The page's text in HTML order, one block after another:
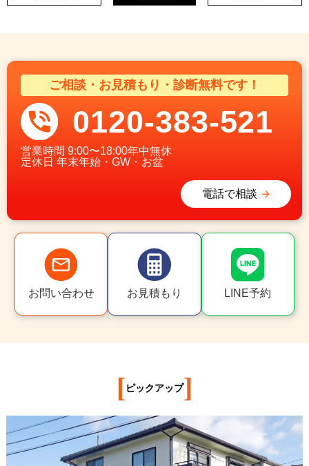
ご相談・お見積もり・診断無料です！
0120-383-521
営業時間 9:00〜18:00年中無休
定休日 年末年始・GW・お盆
電話で相談
お問い合わせ お見積もり LINE予約
[ ピックアップ]